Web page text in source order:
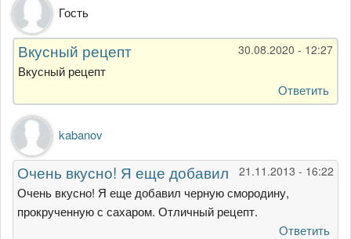
Гость
30.08.2020 - 12:27
Вкусный рецепт
Вкусный рецепт
Ответить
kabanov
21.11.2013 - 16:22
Очень вкусно! Я еще добавил
Очень вкусно! Я еще добавил черную смородину,
прокрученную с сахаром. Отличный рецепт.
Ответить